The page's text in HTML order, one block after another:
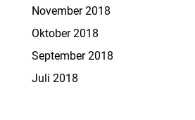
November 2018
Oktober 2018
September 2018
Juli 2018